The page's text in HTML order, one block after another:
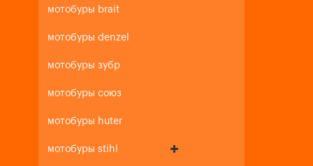
мотобуры brait
мотобуры denzel
мотобуры зубр
мотобуры союз
мотобуры huter
мотобуры stihl